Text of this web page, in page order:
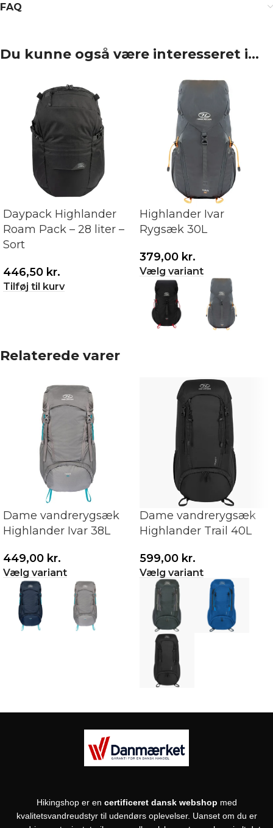
FAQ
Du kunne også være interesseret i…
Daypack Highlander
Roam Pack – 28 liter –
Sort
446,50 kr.
Tilføj til kurv
Highlander Ivar
Rygsæk 30L
379,00 kr.
Vælg variant
Relaterede varer
Dame vandrerygsæk
Highlander Ivar 38L
449,00 kr.
Vælg variant
Dame vandrerygsæk
Highlander Trail 40L
599,00 kr.
Vælg variant
Hikingshop er en certificeret dansk webshop med
kvalitetsvandreudstyr til udendørs oplevelser. Uanset om du er